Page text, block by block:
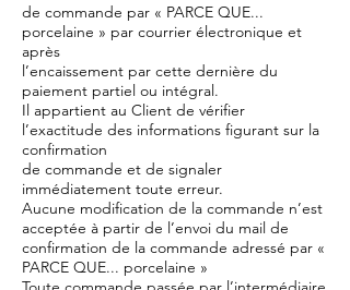
de commande par « PARCE QUE...
porcelaine » par courrier électronique et
après
l’encaissement par cette dernière du
paiement partiel ou intégral.
Il appartient au Client de vérifier
l’exactitude des informations figurant sur la
confirmation
de commande et de signaler
immédiatement toute erreur.
Aucune modification de la commande n’est
acceptée à partir de l’envoi du mail de
confirmation de la commande adressé par «
PARCE QUE... porcelaine »